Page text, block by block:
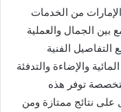
من الخدمات
الجمال والعملية
الفنية
والإضاءة والتدفئة
توفر هذه
على نتائج ممتازة ومن